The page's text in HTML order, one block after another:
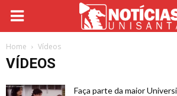
Home Vídeos
VÍDEOS
Faça parte da maior